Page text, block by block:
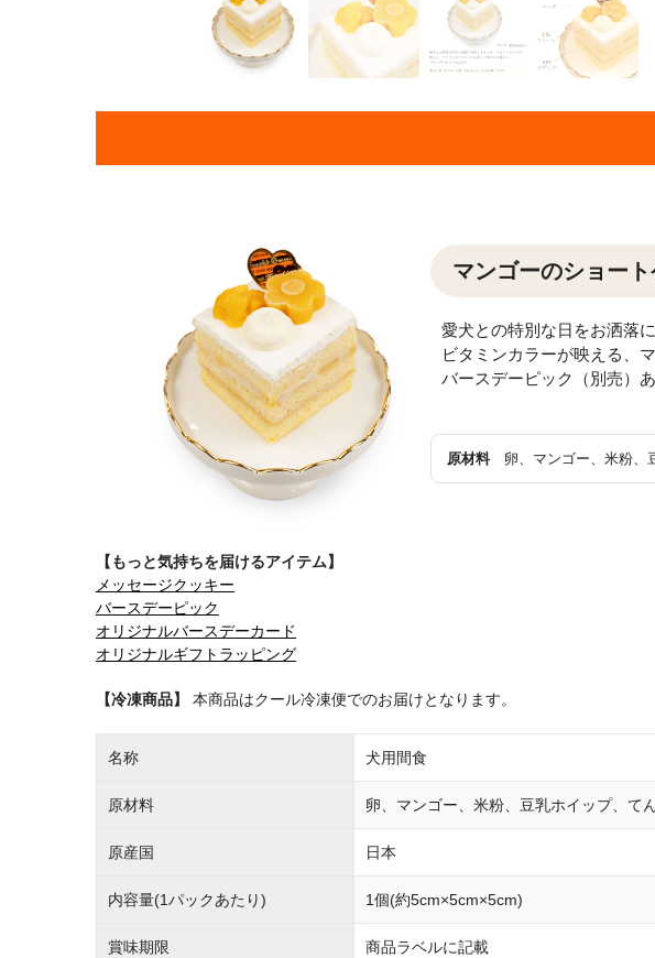
マンゴーのショー
愛犬との特別な日をお洒落
ビタミンカラーが映える、
バースデーピック（別売）あ
原材料 卵、マンゴー、米粉、
【もっと気持ちを届けるアイテム】
メッセージクッキー
バースデーピック
オリジナルバースデーカード
オリジナルギフトラッピング
【冷凍商品】 本商品はクール冷凍便でのお届けとなります。
名称 犬用間食
原材料 卵、マンゴー、米粉、豆乳ホイップ、て
原産国 日本
内容量(1パックあたり) 1個(約5cm×5cm×5cm)
賞味期限 商品ラベルに記載